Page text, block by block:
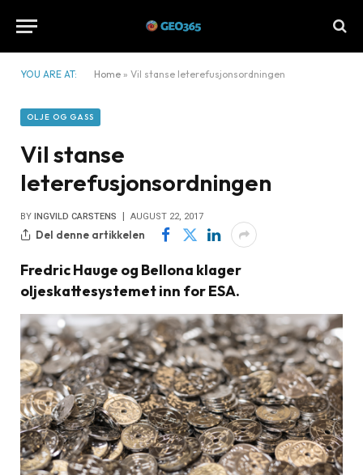
YOU ARE AT: Home » Vil stanse leterefusjonsordningen
OLJE OG GASS
Vil stanse
leterefusjonsordningen
BY INGVILD CARSTENS AUGUST 22, 2017
Del denne artikkelen
Fredric Hauge og Bellona klager
oljeskattesystemet inn for ESA.